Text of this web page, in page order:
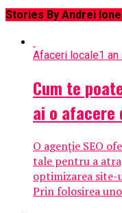
Stories By Andrei
Afaceri locale1 an
Cum te
ai o afacere
O agenție SEO
tale pentru a
optimizarea site-
Prin folosirea